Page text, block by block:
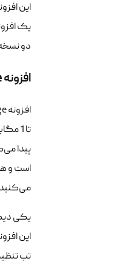
دو
افزونه
است و
می‌کنید
یکی
تب